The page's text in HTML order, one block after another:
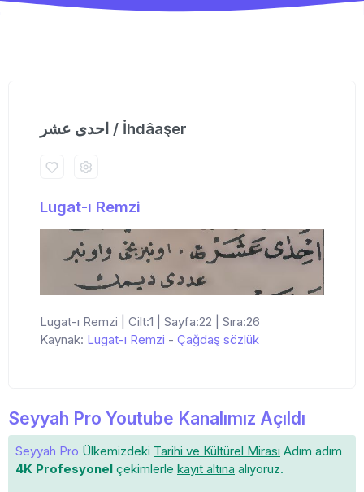
احدی عشر / İhdâaşer
Lugat-ı Remzi
Lugat-ı Remzi | Cilt:1 | Sayfa:22 | Sıra:26
Kaynak: Lugat-ı Remzi - Çağdaş sözlük
Seyyah Pro Youtube Kanalımız Açıldı
Seyyah Pro Ülkemizdeki Tarihi ve Kültürel Mirası Adım adım
4K Profesyonel çekimlerle kayıt altına alıyoruz.